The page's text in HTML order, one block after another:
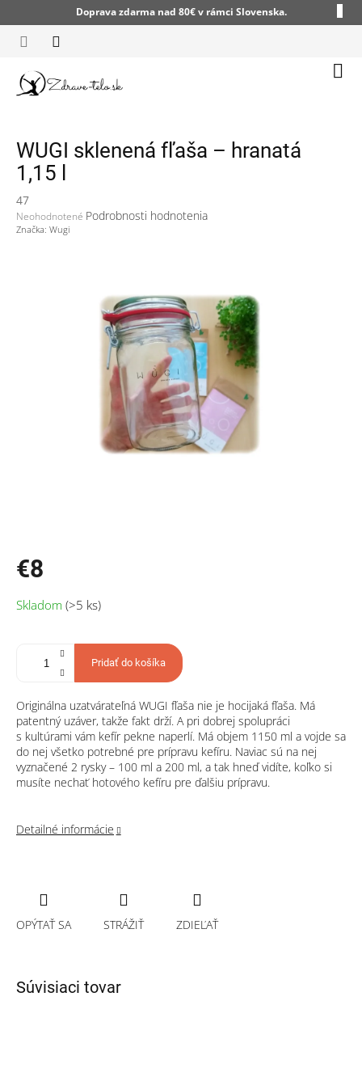
na
obsah
Doprava zdarma nad 80€ v rámci Slovenska.
WUGI sklenená fľaša – hranatá
1,15 l
47
Priemerné
hodnotenie
Neohodnotené Podrobnosti hodnotenia
Značka: Wugi
€8
cena:
Skladom (>5 ks)
Pridať do košíka
Originálna uzatvárateľná WUGI fľaša nie je hocijaká fľaša. Má
patentný uzáver, takže fakt drží. A pri dobrej spolupráci
s kultúrami vám kefír pekne naperlí. Má objem 1150 ml a vojde sa
do nej všetko potrebné pre prípravu kefíru. Naviac sú na nej
vyznačené 2 rysky – 100 ml a 200 ml, a tak hneď vidíte, koľko si
musíte nechať hotového kefíru pre ďalšiu prípravu.
Detailné informácie
OPÝTAŤ SA STRÁŽIŤ ZDIEĽAŤ
Súvisiaci tovar